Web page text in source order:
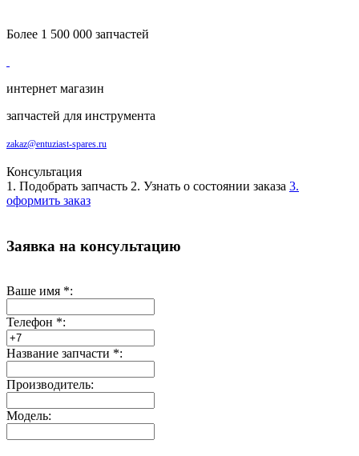
Более 1 500 000 запчастей
интернет магазин
запчастей для инструмента
zakaz@entuziast-spares.ru
Консультация
1. Подобрать запчасть 2. Узнать о состоянии заказа 3.
оформить заказ
Заявка на консультацию
Ваше имя *:
Телефон *:
Название запчасти *:
Производитель:
Модель: